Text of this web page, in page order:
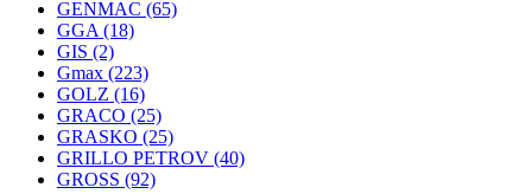
GENMAC (65)
GGA (18)
GIS (2)
Gmax (223)
GOLZ (16)
GRACO (25)
GRASKO (25)
GRILLO PETROV (40)
GROSS (92)